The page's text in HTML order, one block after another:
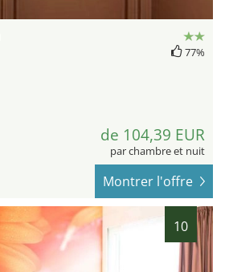
77%
de 104,39 EUR
par chambre et nuit
Montrer l'offre
10